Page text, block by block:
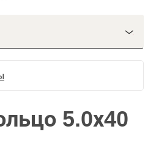
5.0х40